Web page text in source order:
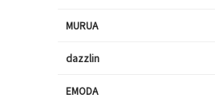
MURUA
dazzlin
EMODA